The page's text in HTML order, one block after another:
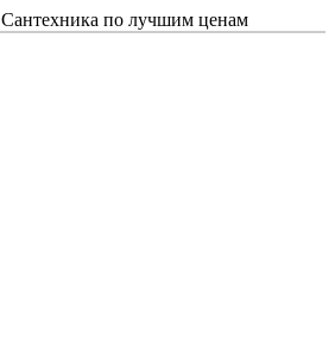
Сантехника по лучшим ценам